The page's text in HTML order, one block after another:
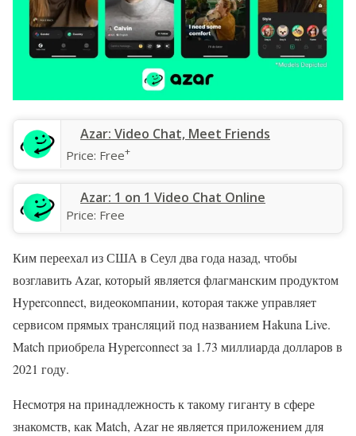
‎Azar: Video Chat, Meet Friends
Price: Free+
Azar: 1 on 1 Video Chat Online
Price: Free
Ким переехал из США в Сеул два года назад, чтобы
возглавить Azar, который является флагманским продуктом
Hyperconnect, видеокомпании, которая также управляет
сервисом прямых трансляций под названием Hakuna Live.
Match приобрела Hyperconnect за 1.73 миллиарда долларов в
2021 году.
Несмотря на принадлежность к такому гиганту в сфере
знакомств, как Match, Azar не является приложением для